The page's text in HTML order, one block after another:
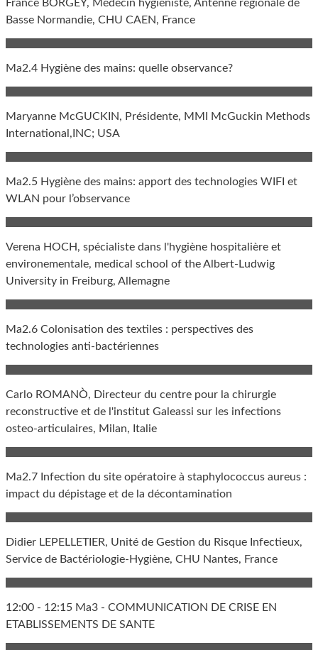
France BORGEY, Médecin hygiéniste, Antenne régionale de
Basse Normandie, CHU CAEN, France
Ma2.4 Hygiène des mains: quelle observance?
Maryanne McGUCKIN, Présidente, MMI McGuckin Methods
International,INC; USA
Ma2.5 Hygiène des mains: apport des technologies WIFI et
WLAN pour l’observance
Verena HOCH, spécialiste dans l'hygiène hospitalière et
environementale, medical school of the Albert-Ludwig
University in Freiburg, Allemagne
Ma2.6 Colonisation des textiles : perspectives des
technologies anti-bactériennes
Carlo ROMANÒ, Directeur du centre pour la chirurgie
reconstructive et de l'institut Galeassi sur les infections
osteo-articulaires, Milan, Italie
Ma2.7 Infection du site opératoire à staphylococcus aureus :
impact du dépistage et de la décontamination
Didier LEPELLETIER, Unité de Gestion du Risque Infectieux,
Service de Bactériologie-Hygiène, CHU Nantes, France
12:00 - 12:15 Ma3 - COMMUNICATION DE CRISE EN
ETABLISSEMENTS DE SANTE